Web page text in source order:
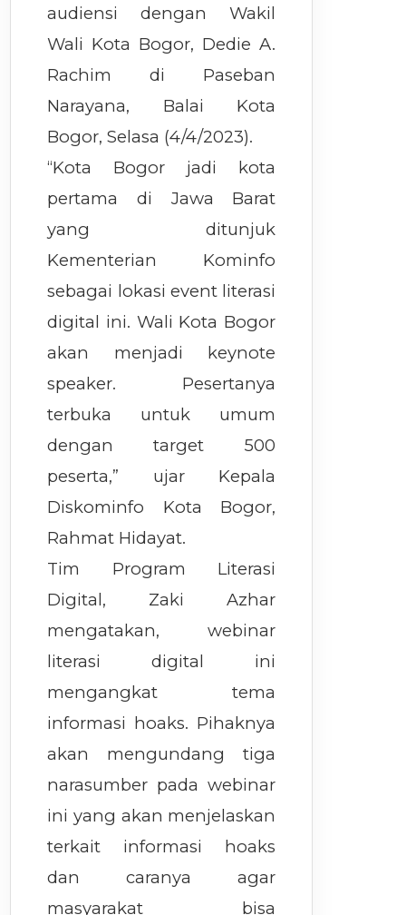
audiensi dengan Wakil
Wali Kota Bogor, Dedie A.
Rachim di Paseban
Narayana, Balai Kota
Bogor, Selasa (4/4/2023).
“Kota Bogor jadi kota
pertama di Jawa Barat
yang ditunjuk
Kementerian Kominfo
sebagai lokasi event literasi
digital ini. Wali Kota Bogor
akan menjadi keynote
speaker. Pesertanya
terbuka untuk umum
dengan target 500
peserta,” ujar Kepala
Diskominfo Kota Bogor,
Rahmat Hidayat.
Tim Program Literasi
Digital, Zaki Azhar
mengatakan, webinar
literasi digital ini
mengangkat tema
informasi hoaks. Pihaknya
akan mengundang tiga
narasumber pada webinar
ini yang akan menjelaskan
terkait informasi hoaks
dan caranya agar
masyarakat bisa